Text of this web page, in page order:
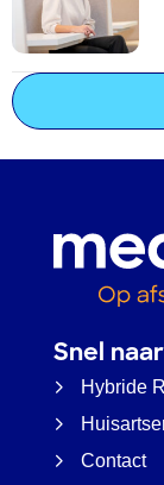
Snel naar
Hybride
Contact